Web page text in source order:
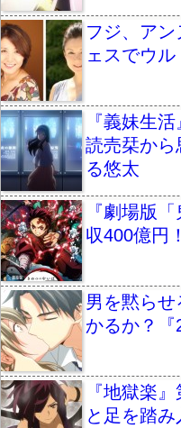
フジ、ア
ェスでウ
『義妹生
読売栞から
る悠太
『劇場版
収400億円
男を黙ら
かるか？
『地獄楽
と足を踏